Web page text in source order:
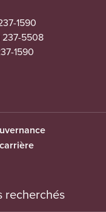
1590
237-5508
1590
recherchés